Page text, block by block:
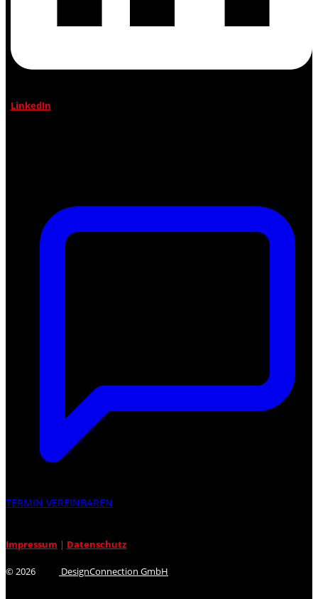
LinkedIn
TERMIN VEREINBAREN
Impressum | Datenschutz
© 2026 DesignConnection GmbH